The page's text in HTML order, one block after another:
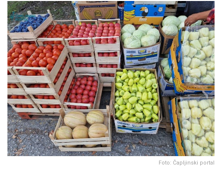
Foto: Čapljinski portal